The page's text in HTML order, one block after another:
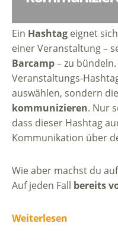
Ein Hashtag eignet
einer Veranstaltung –
Barcamp– zu
Veranstaltungs-
auswählen, sondern
kommunizieren. Nur
dass dieser Hashtag
Kommunikation über
Wie aber machst du
Auf jeden Fall bereits
Weiterlesen